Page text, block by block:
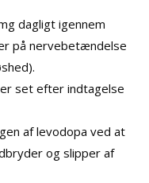
dagligt igennem
på nervebetændelse
set efter indtagelse
af levodopa ved at
og slipper af